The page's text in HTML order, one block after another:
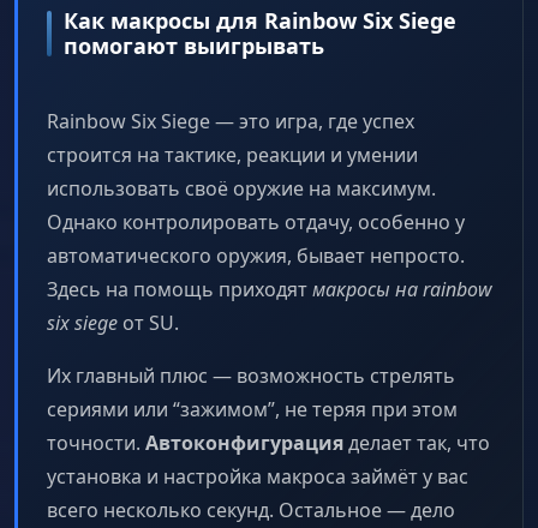
Как макросы для Rainbow Six Siege
помогают выигрывать
Rainbow Six Siege — это игра, где успех
строится на тактике, реакции и умении
использовать своё оружие на максимум.
Однако контролировать отдачу, особенно у
автоматического оружия, бывает непросто.
Здесь на помощь приходятмакросы на rainbow
six siege от SU.
Их главный плюс — возможность стрелять
сериями или “зажимом”, не теряя при этом
точности. Автоконфигурацияделает так, что
установка и настройка макроса займёт у вас
всего несколько секунд. Остальное — дело